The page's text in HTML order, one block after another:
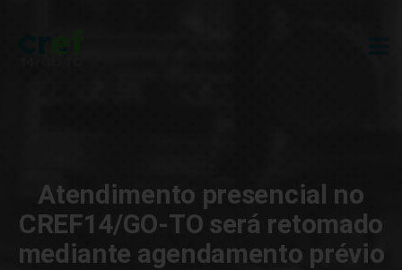
Atendimento presencial no
CREF14/GO-TO será retomado
mediante agendamento prévio